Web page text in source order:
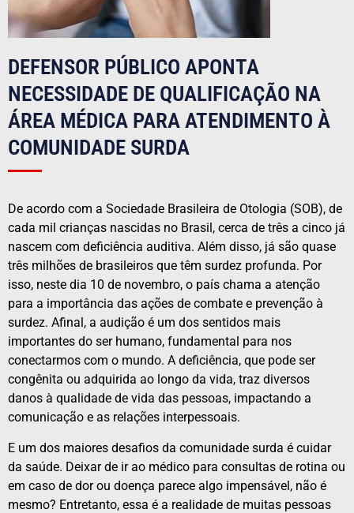
DEFENSOR PÚBLICO APONTA
NECESSIDADE DE QUALIFICAÇÃO NA
ÁREA MÉDICA PARA ATENDIMENTO À
COMUNIDADE SURDA
De acordo com a Sociedade Brasileira de Otologia (SOB), de
cada mil crianças nascidas no Brasil, cerca de três a cinco já
nascem com deficiência auditiva. Além disso, já são quase
três milhões de brasileiros que têm surdez profunda. Por
isso, neste dia 10 de novembro, o país chama a atenção
para a importância das ações de combate e prevenção à
surdez. Afinal, a audição é um dos sentidos mais
importantes do ser humano, fundamental para nos
conectarmos com o mundo. A deficiência, que pode ser
congênita ou adquirida ao longo da vida, traz diversos
danos à qualidade de vida das pessoas, impactando a
comunicação e as relações interpessoais.
E um dos maiores desafios da comunidade surda é cuidar
da saúde. Deixar de ir ao médico para consultas de rotina ou
em caso de dor ou doença parece algo impensável, não é
mesmo? Entretanto, essa é a realidade de muitas pessoas